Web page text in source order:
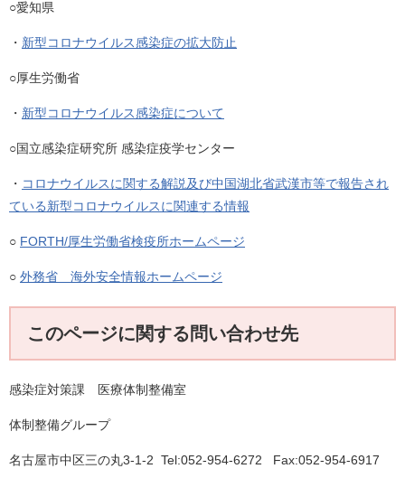
○愛知県
・ 新型コロナウイルス感染症の拡大防止
○厚生労働省
・ 新型コロナウイルス感染症について
○国立感染症研究所 感染症疫学センター
・ コロナウイルスに関する解説及び中国湖北省武漢市等で報告され
ている新型コロナウイルスに関連する情報
○ FORTH/厚生労働省検疫所ホームページ
○ 外務省 海外安全情報ホームページ
このページに関する問い合わせ先
感染症対策課 医療体制整備室
体制整備グループ
名古屋市中区三の丸3-1-2 Tel:052-954-6272 Fax:052-954-6917